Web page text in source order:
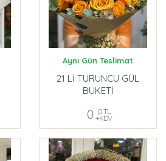
Aynı Gün Teslimat
21 Lİ TURUNCU GÜL
BUKETİ
0 ,0 TL
+KDV